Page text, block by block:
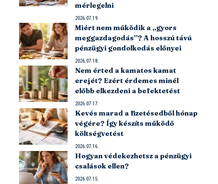
mérlegelni
2026.07.19.
Miért nem működik a „gyors
meggazdagodás”? A hosszú távú
pénzügyi gondolkodás előnyei
2026.07.18.
Nem érted a kamatos kamat
erejét? Ezért érdemes minél
előbb elkezdeni a befektetést
2026.07.17.
Kevés marad a fizetésedből hónap
végére? Így készíts működő
költségvetést
2026.07.16.
Hogyan védekezhetsz a pénzügyi
csalások ellen?
2026.07.15.